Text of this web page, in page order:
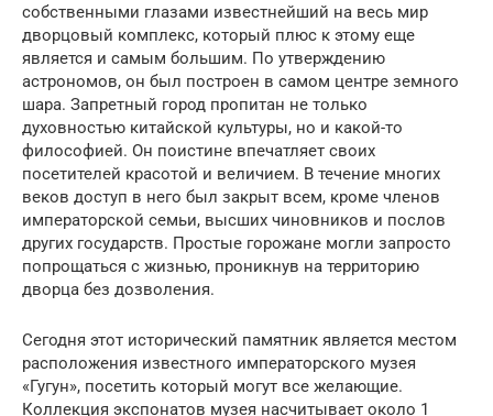
собственными глазами известнейший на весь мир
дворцовый комплекс, который плюс к этому еще
является и самым большим. По утверждению
астрономов, он был построен в самом центре земного
шара. Запретный город пропитан не только
духовностью китайской культуры, но и какой-то
философией. Он поистине впечатляет своих
посетителей красотой и величием. В течение многих
веков доступ в него был закрыт всем, кроме членов
императорской семьи, высших чиновников и послов
других государств. Простые горожане могли запросто
попрощаться с жизнью, проникнув на территорию
дворца без дозволения.
Сегодня этот исторический памятник является местом
расположения известного императорского музея
«Гугун», посетить который могут все желающие.
Коллекция экспонатов музея насчитывает около 1